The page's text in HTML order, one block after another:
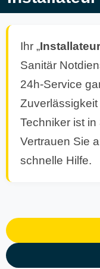
Ihr „
Sanitär
24h-Service
Techniker ist
Vertrauen Sie
schnelle Hilfe.